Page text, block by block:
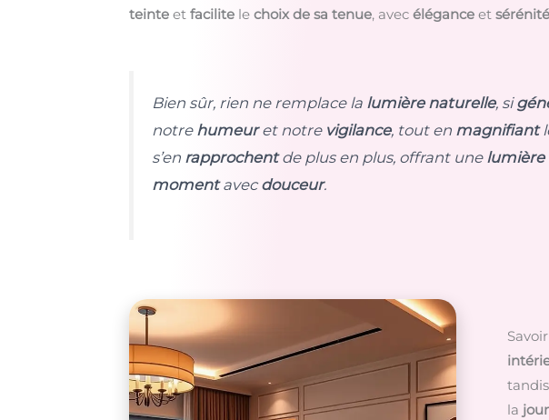
teinte et facilite le choix de sa tenue, avec élégance et sérénité
Bien sûr, rien ne remplace la lumière naturelle, si
notre humeuret notre vigilance, tout en magnifiant
s’en rapprochentde plus en plus, offrant une lumière
momentavecdouceur.
Savoir
la